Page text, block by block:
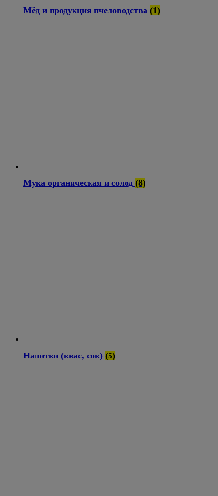
Мёд и продукция пчеловодства (1)
Мука органическая и солод (8)
Напитки (квас, сок) (5)